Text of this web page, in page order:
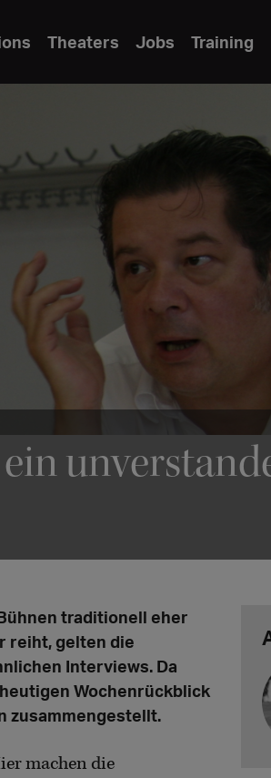
Theaters Jobs Training
traditionell eher
reiht, gelten die
Interviews. Da
Wochenrückblick
zusammengestellt.
machen die